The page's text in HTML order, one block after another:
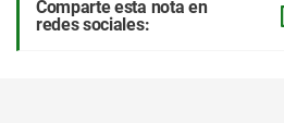
Comparte esta nota en
redes sociales: